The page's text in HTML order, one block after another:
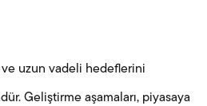
ve uzun vadeli hedeflerini
Geliştirme aşamaları, piyasaya